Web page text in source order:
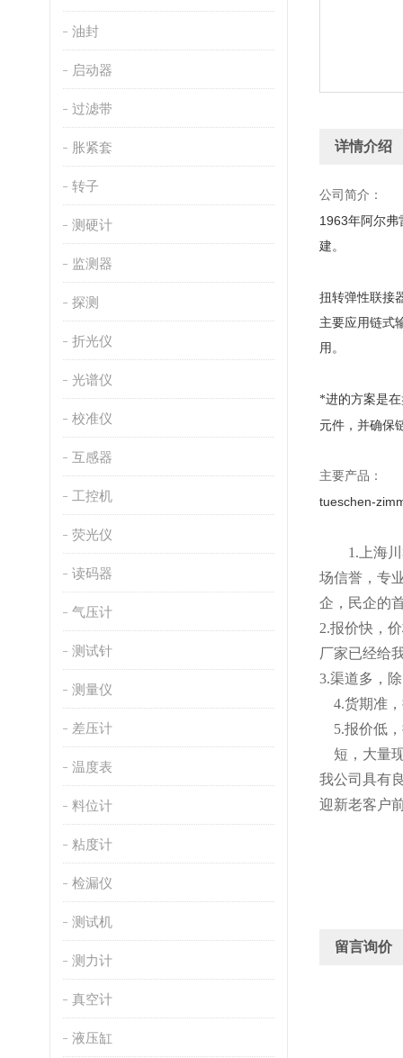
油封
启动器
过滤带
胀紧套
转子
测硬计
监测器
探测
折光仪
光谱仪
校准仪
互感器
工控机
荧光仪
读码器
气压计
测试针
测量仪
差压计
温度表
料位计
粘度计
检漏仪
测试机
测力计
真空计
液压缸
详情介绍
公司简介：
1963年阿尔弗
建。
扭转弹性联接
主要应用链式
用。
*进的方案是
元件，并确保
主要产品：
tueschen-
1. 上海
场信誉，专
企，民企的
2.报价快，
厂家已经给
3.渠道多，
4.货期准
5.报价低
短 ， 大量
我公司具有
迎新老客户
留言询价